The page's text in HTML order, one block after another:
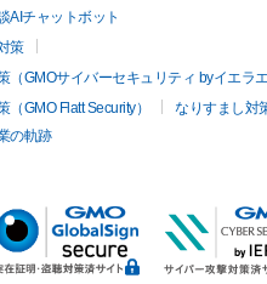
AIチャットボット
策
（GMOサイバーセキュリティ byイエラエ
GMO Flatt Security）
なりすまし対
の軌跡